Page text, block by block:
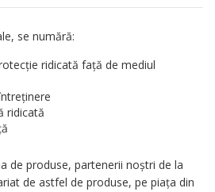
se numără:
ridicată față de mediul
ridicată
de produse, partenerii noștri de la
de astfel de produse, pe piața din